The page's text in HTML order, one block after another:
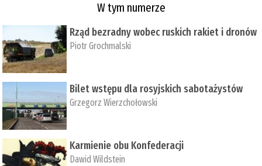
W tym numerze
Rząd bezradny wobec ruskich rakiet i dronów
Piotr Grochmalski
Bilet wstępu dla rosyjskich sabotażystów
Grzegorz Wierzchołowski
Karmienie obu Konfederacji
Dawid Wildstein